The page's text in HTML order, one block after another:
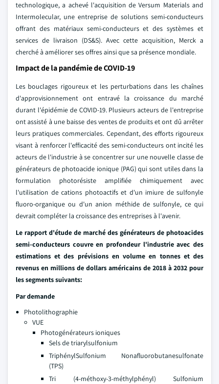
technologique, a achevé l'acquisition de Versum Materials and
Intermolecular, une entreprise de solutions semi-conducteurs
offrant des matériaux semi-conducteurs et des systèmes et
services de livraison (DS&S). Avec cette acquisition, Merck a
cherché à améliorer ses offres ainsi que sa présence mondiale.
Impact de la pandémie de COVID-19
Les bouclages rigoureux et les perturbations dans les chaînes
d'approvisionnement ont entravé la croissance du marché
durant l'épidémie de COVID-19. Plusieurs acteurs de l'entreprise
ont assisté à une baisse des ventes de produits et ont dû arrêter
leurs pratiques commerciales. Cependant, des efforts rigoureux
visant à renforcer l'efficacité des semi-conducteurs ont incité les
acteurs de l'industrie à se concentrer sur une nouvelle classe de
générateurs de photoacide ionique (PAG) qui sont utiles dans la
formulation photorésiste amplifiée chimiquement avec
l'utilisation de cations photoactifs et d'un imiure de sulfonyle
fluoro-organique ou d'un anion méthide de sulfonyle, ce qui
devrait compléter la croissance des entreprises à l'avenir.
Le rapport d'étude de marché des générateurs de photoacides
semi-conducteurs couvre en profondeur l'industrie avec des
estimations et des prévisions en volume en tonnes et des
revenus en millions de dollars américains de 2018 à 2032 pour
les segments suivants:
Par demande
Photolithographie
VUE
Photogénérateurs ioniques
Sels de triarylsulfonium
TriphénylSulfonium Nonafluorobutanesulfonate
(TPS)
Tri (4-méthoxy-3-méthylphényl) Sulfonium